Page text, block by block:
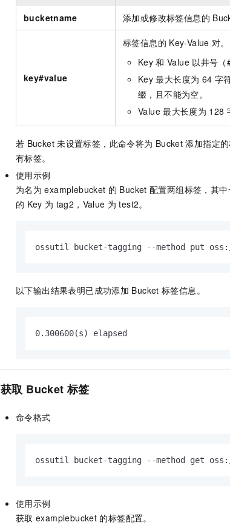
bucketname 添加或修改标签信息的
key#value
标签信息的 Key-Value 对。
Key 和 Value 以井号（
Key 最大长度为 64 字
缀，且不能为空。
Value 最大长度为 128
若 Bucket 未设置标签，此命令将为 Bucket 添加指定
有标签。
使用示例
为名为 examplebucket 的 Bucket 配置两组标签，其
的 Key 为 tag2，Value 为 test2。
ossutil bucket-tagging --method put
以下输出结果表明已成功添加 Bucket 标签信息。
0.300600(s) elapsed
获取 Bucket 标签
命令格式
ossutil bucket-tagging --method get
使用示例
获取 examplebucket 的标签配置。